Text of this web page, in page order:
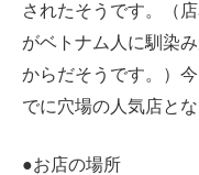
されたそうです。（
がベトナム人に馴染
からだそうです。）
でに穴場の人気店とな
●お店の場所